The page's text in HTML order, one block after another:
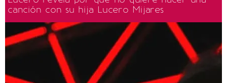
canción con su hija Lucero Mijares